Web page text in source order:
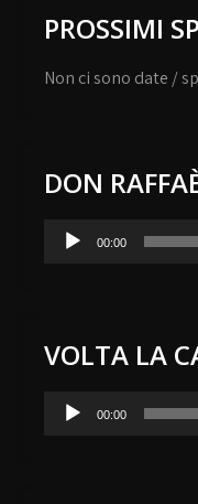
PROSSIMI
Non ci sono date /
DON
Audio
Player
00:00
VOLTA LA
Audio
Player
00:00